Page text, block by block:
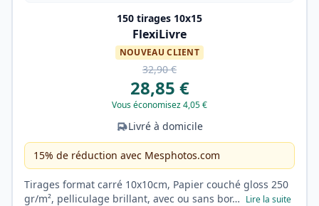
150 tirages 10x15
FlexiLivre
NOUVEAU CLIENT
32,90 €
28,85 €
Vous économisez 4,05 €
Livré à domicile
15% de réduction avec Mesphotos.com
Tirages format carré 10x10cm, Papier couché gloss 250
gr/m², pelliculage brillant, avec ou sans bor… Lire la suite